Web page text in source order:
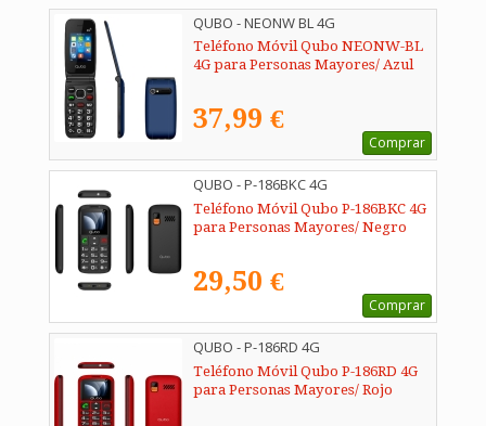
QUBO - NEONW BL 4G
Teléfono Móvil Qubo NEONW-BL
4G para Personas Mayores/ Azul
37,99 €
Comprar
QUBO - P-186BKC 4G
Teléfono Móvil Qubo P-186BKC 4G
para Personas Mayores/ Negro
29,50 €
Comprar
QUBO - P-186RD 4G
Teléfono Móvil Qubo P-186RD 4G
para Personas Mayores/ Rojo